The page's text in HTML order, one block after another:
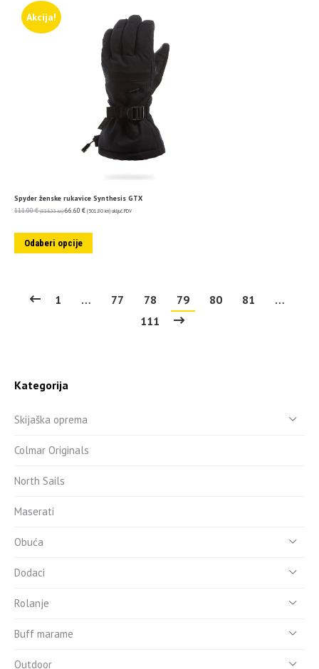
Akcija!
Spyder ženske rukavice Synthesis GTX
111.00€ (836.33 kn) 66.60 € (501.80 kn) uključ. PDV
Odaberi opcije
1 … 77 78 79 80 81
…
111
Kategorija
Skijaška oprema
Colmar Originals
North Sails
Maserati
Obuća
Dodaci
Rolanje
Buff marame
Outdoor